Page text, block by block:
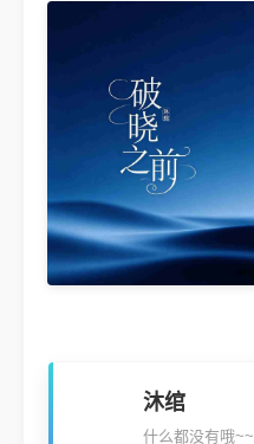
沐绾
什么都没有哦~~